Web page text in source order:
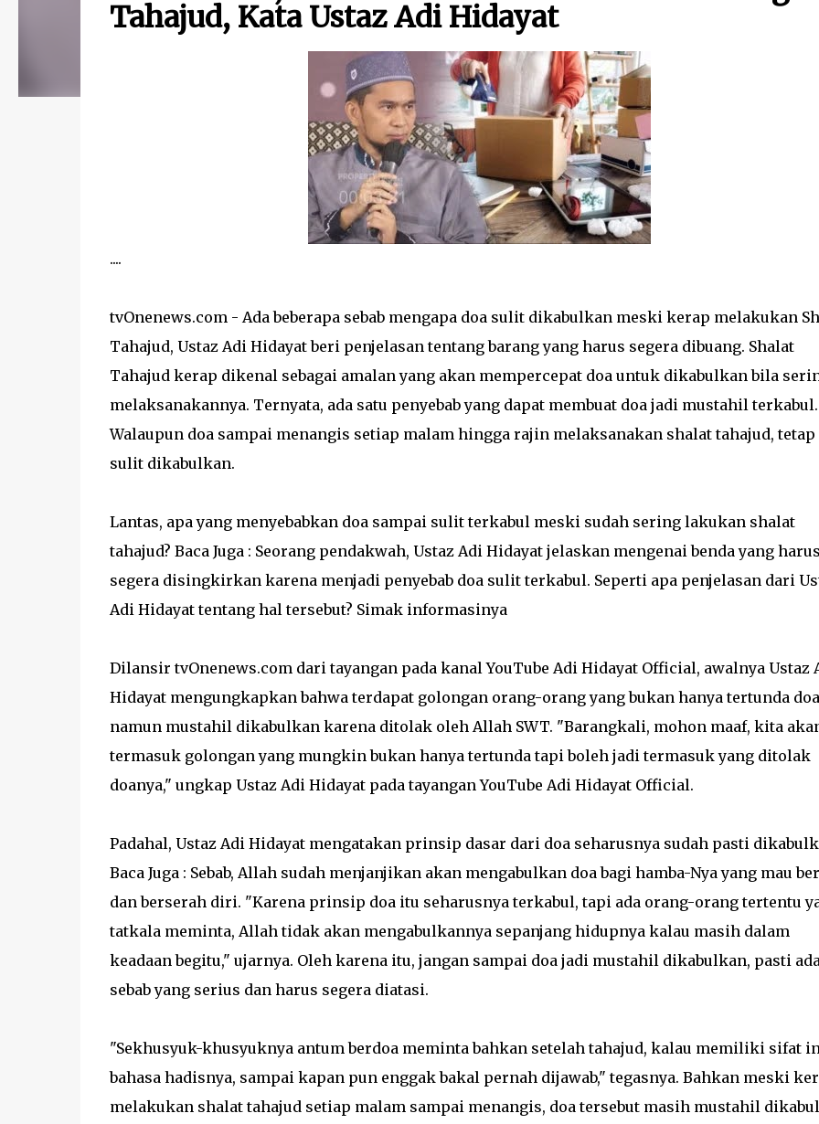
Tahajud, Kata Ustaz Adi Hidayat
....
tvOnenews.com - Ada beberapa sebab mengapa doa sulit dikabulkan meski kerap melakukan
Tahajud, Ustaz Adi Hidayat beri penjelasan tentang barang yang harus segera dibuang. Shalat
Tahajud kerap dikenal sebagai amalan yang akan mempercepat doa untuk dikabulkan bila
melaksanakannya. Ternyata, ada satu penyebab yang dapat membuat doa jadi mustahil terkabul.
Walaupun doa sampai menangis setiap malam hingga rajin melaksanakan shalat tahajud, tetap
sulit dikabulkan.
Lantas, apa yang menyebabkan doa sampai sulit terkabul meski sudah sering lakukan shalat
tahajud? Baca Juga : Seorang pendakwah, Ustaz Adi Hidayat jelaskan mengenai benda yang harus
segera disingkirkan karena menjadi penyebab doa sulit terkabul. Seperti apa penjelasan dari
Adi Hidayat tentang hal tersebut? Simak informasinya
Dilansir tvOnenews.com dari tayangan pada kanal YouTube Adi Hidayat Official, awalnya Ustaz
Hidayat mengungkapkan bahwa terdapat golongan orang-orang yang bukan hanya tertunda
namun mustahil dikabulkan karena ditolak oleh Allah SWT. "Barangkali, mohon maaf, kita
termasuk golongan yang mungkin bukan hanya tertunda tapi boleh jadi termasuk yang ditolak
doanya," ungkap Ustaz Adi Hidayat pada tayangan YouTube Adi Hidayat Official.
Padahal, Ustaz Adi Hidayat mengatakan prinsip dasar dari doa seharusnya sudah pasti
Baca Juga : Sebab, Allah sudah menjanjikan akan mengabulkan doa bagi hamba-Nya yang mau
dan berserah diri. "Karena prinsip doa itu seharusnya terkabul, tapi ada orang-orang tertentu
tatkala meminta, Allah tidak akan mengabulkannya sepanjang hidupnya kalau masih dalam
keadaan begitu," ujarnya. Oleh karena itu, jangan sampai doa jadi mustahil dikabulkan, pasti
sebab yang serius dan harus segera diatasi.
"Sekhusyuk-khusyuknya antum berdoa meminta bahkan setelah tahajud, kalau memiliki sifat
bahasa hadisnya, sampai kapan pun enggak bakal pernah dijawab," tegasnya. Bahkan meski
melakukan shalat tahajud setiap malam sampai menangis, doa tersebut masih mustahil